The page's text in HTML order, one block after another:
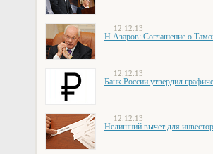
12.12.13
Н.Азаров: Соглашение о
12.12.13
Банк России утвердил
12.12.13
Нелишний вычет для